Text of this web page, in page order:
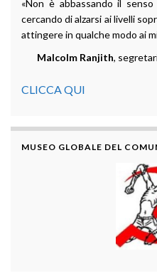
«Non è abbassando il
cercando di alzarsi ai livelli
attingere in qualche modo ai
Malcolm Ranjith,
CLICCA QUI
MUSEO GLOBALE DEL